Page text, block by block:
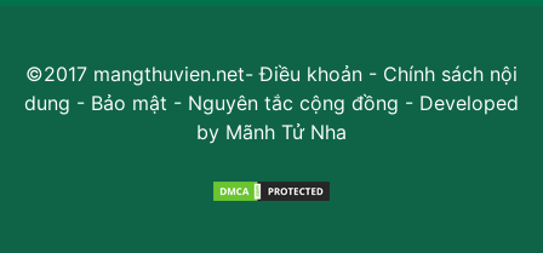
©2017 mangthuvien.net-Điều khoản - Chính sách nội
dung - Bảo mật - Nguyên tắc cộng đồng - Developed
by Mãnh Tử Nha